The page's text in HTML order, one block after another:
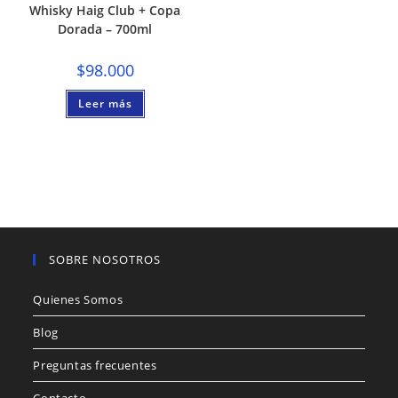
Whisky Haig Club + Copa
Dorada – 700ml
$98.000
Leer más
SOBRE NOSOTROS
Quienes Somos
Blog
Preguntas frecuentes